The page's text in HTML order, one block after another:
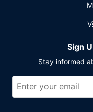
Sign
Stay informed